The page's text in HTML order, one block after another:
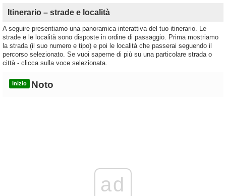
Itinerario – strade e località
A seguire presentiamo una panoramica interattiva del tuo itinerario. Le
strade e le località sono disposte in ordine di passaggio. Prima mostriamo
la strada (il suo numero e tipo) e poi le località che passerai seguendo il
percorso selezionato. Se vuoi saperne di più su una particolare strada o
città - clicca sulla voce selezionata.
Inizio Noto
ad